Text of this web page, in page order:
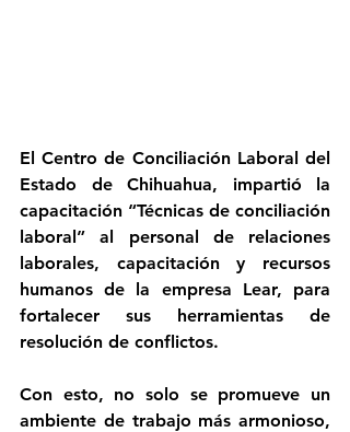
El Centro de Conciliación Laboral del
Estado de Chihuahua, impartió la
capacitación “Técnicas de conciliación
laboral” al personal de relaciones
laborales, capacitación y recursos
humanos de la empresa Lear, para
fortalecer sus herramientas de
resolución de conflictos.
Con esto, no solo se promueve un
ambiente de trabajo más armonioso,